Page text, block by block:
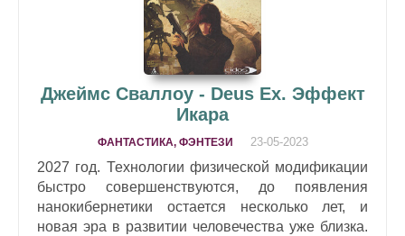
Джеймс Сваллоу - Deus Ex. Эффект
Икара
ФАНТАСТИКА, ФЭНТЕЗИ 23-05-2023
2027 год. Технологии физической модификации
быстро совершенствуются, до появления
нанокибернетики остается несколько лет, и
новая эра в развитии человечества уже близка.